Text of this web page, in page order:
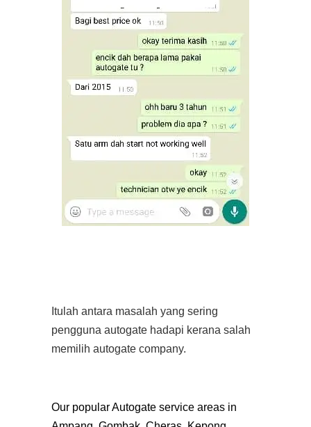
Itulah antara masalah yang sering
pengguna autogate hadapi kerana salah
memilih autogate company.
Our popular Autogate service areas in